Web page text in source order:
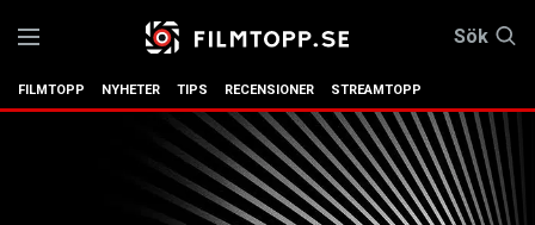
Sök
FILMTOPP NYHETER TIPS RECENSIONER STREAMTOPP